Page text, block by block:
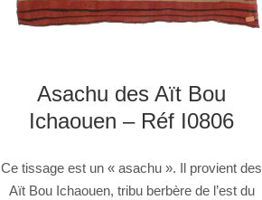
Asachu des Aït Bou
Ichaouen – Réf I0806
Ce tissage est un « asachu ». Il provient des
Aït Bou Ichaouen, tribu berbère de l’est du